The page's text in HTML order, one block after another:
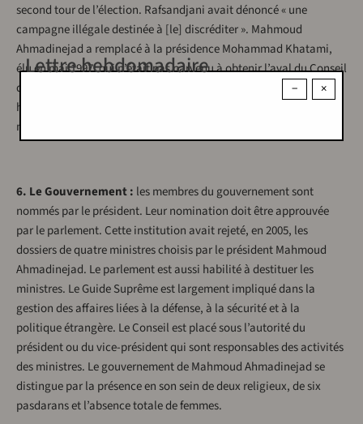
second tour de l’élection. Rafsandjani avait dénoncé « une
campagne illégale destinée à [le] discréditer ». Mahmoud
Ahmadinejad a remplacé à la présidence Mohammad Khatami,
élu en mai 1997, qui n’était pas parvenu à obtenir l’aval du Conseil
des Gardiens, pour l’adoption d’importantes réformes. Il s’était
heurté à de nombreux obstacles, après la reconquête de la
majorité parlementaire par les conservateurs, en 2004.
6. Le Gouvernement : les membres du gouvernement sont
nommés par le président. Leur nomination doit être approuvée
par le parlement. Cette institution avait rejeté, en 2005, les
dossiers de quatre ministres choisis par le président Mahmoud
Ahmadinejad. Le parlement est aussi habilité à destituer les
ministres. Le Guide Suprême est largement impliqué dans la
gestion des affaires liées à la défense, à la sécurité et à la
politique étrangère. Le Conseil est placé sous l’autorité du
président ou du vice-président qui sont responsables des activités
des ministres. Le gouvernement de Mahmoud Ahmadinejad se
distingue par la présence en son sein de deux religieux, de six
pasdarans et l’absence totale de femmes.
×
−
Lettre hebdomadaire